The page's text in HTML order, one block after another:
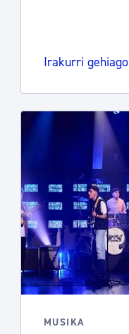
Irakurri gehiago
MUSIKA